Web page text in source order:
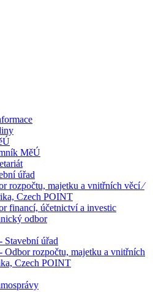
MěÚ
úřad
rozpočtu, majetku a vnitřních věcí ⁄
Czech POINT
financí, účetnictví a investic
odbor
Stavební úřad
Odbor rozpočtu, majetku a vnitřních
Czech POINT